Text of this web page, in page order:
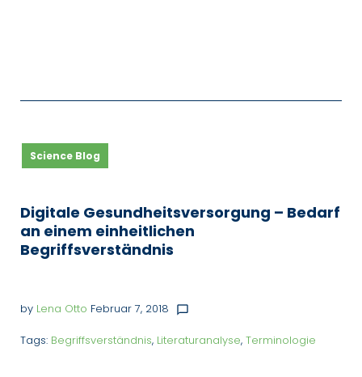
Science Blog
Digitale Gesundheitsversorgung – Bedarf
an einem einheitlichen
Begriffsverständnis
by Lena Otto Februar 7, 2018 chat_bubble_outline
Tags: Begriffsverständnis, Literaturanalyse, Terminologie